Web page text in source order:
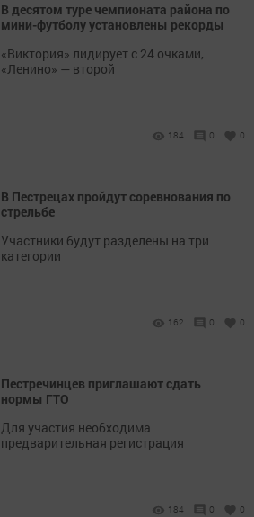
В десятом туре чемпионата района по
мини-футболу установлены рекорды
«Виктория» лидирует с 24 очками,
«Ленино» — второй
184 0 0
В Пестрецах пройдут соревнования по
стрельбе
Участники будут разделены на три
категории
162 0 0
Пестречинцев приглашают сдать
нормы ГТО
Для участия необходима
предварительная регистрация
184 0 0